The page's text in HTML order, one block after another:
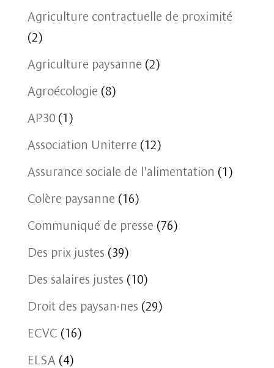
Agriculture contractuelle de proximité
(2)
Agriculture paysanne (2)
Agroécologie (8)
AP30(1)
Association Uniterre (12)
Assurance sociale de l'alimentation (1)
Colère paysanne (16)
Communiqué de presse (76)
Des prix justes (39)
Des salaires justes (10)
Droit des paysan·nes (29)
ECVC (16)
ELSA (4)